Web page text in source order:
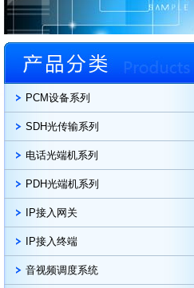
PCM设备系列
SDH光传输系列
电话光端机系列
PDH光端机系列
IP接入网关
IP接入终端
音视频调度系统